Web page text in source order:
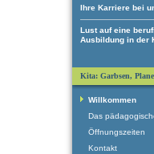
Ihre Karriere bei
Lust auf eine
Ausbildung in der
Kita: Garbsen,
Willkommen
Das
Öffnungszeiten
Kontakt